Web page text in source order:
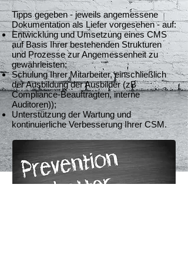
Tipps gegeben - jeweils angemessene
Dokumentation als Liefer vorgesehen - auf:
Entwicklung und Umsetzung eines CMS
auf Basis Ihrer bestehenden Strukturen
und Prozesse zur Angemessenheit zu
gewährleisten;
Schulung Ihrer Mitarbeiter, einschließlich
der Ausbildung der Ausbilder (zB
Compliance-Beauftragten, interne
Auditoren));
Unterstützung der Wartung und
kontinuierliche Verbesserung Ihrer CSM.